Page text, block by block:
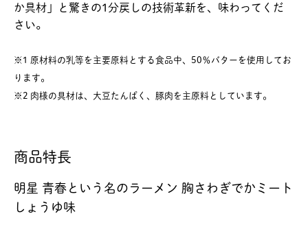
か具材」と驚きの1分戻しの技術革新を、味わってくだ
さい。
※1 原材料の乳等を主要原料とする食品中、50％バターを使用してお
ります。
※2 肉様の具材は、大豆たんぱく、豚肉を主原料としています。
商品特長
明星 青春という名のラーメン 胸さわぎでかミート
しょうゆ味